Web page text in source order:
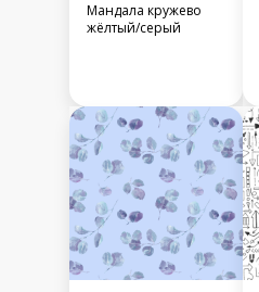
Мандала кружево
жёлтый/серый